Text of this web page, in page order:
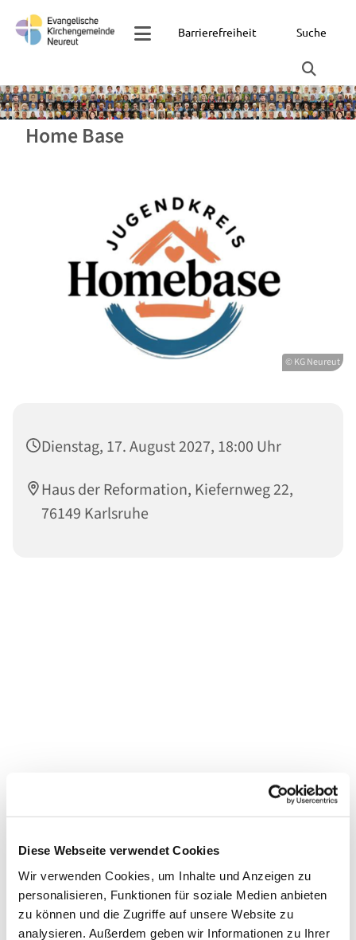
Diese Webseite verwendet Cookies
Wir verwenden Cookies, um Inhalte und Anzeigen zu
personalisieren, Funktionen für soziale Medien anbieten
zu können und die Zugriffe auf unsere Website zu
analysieren. Außerdem geben wir Informationen zu Ihrer
Barrierefreiheit Suche
Home Base
© KG Neureut
Dienstag, 17. August 2027, 18:00 Uhr
Haus der Reformation, Kiefernweg 22,
76149 Karlsruhe
Dies könnte Sie auch interessieren